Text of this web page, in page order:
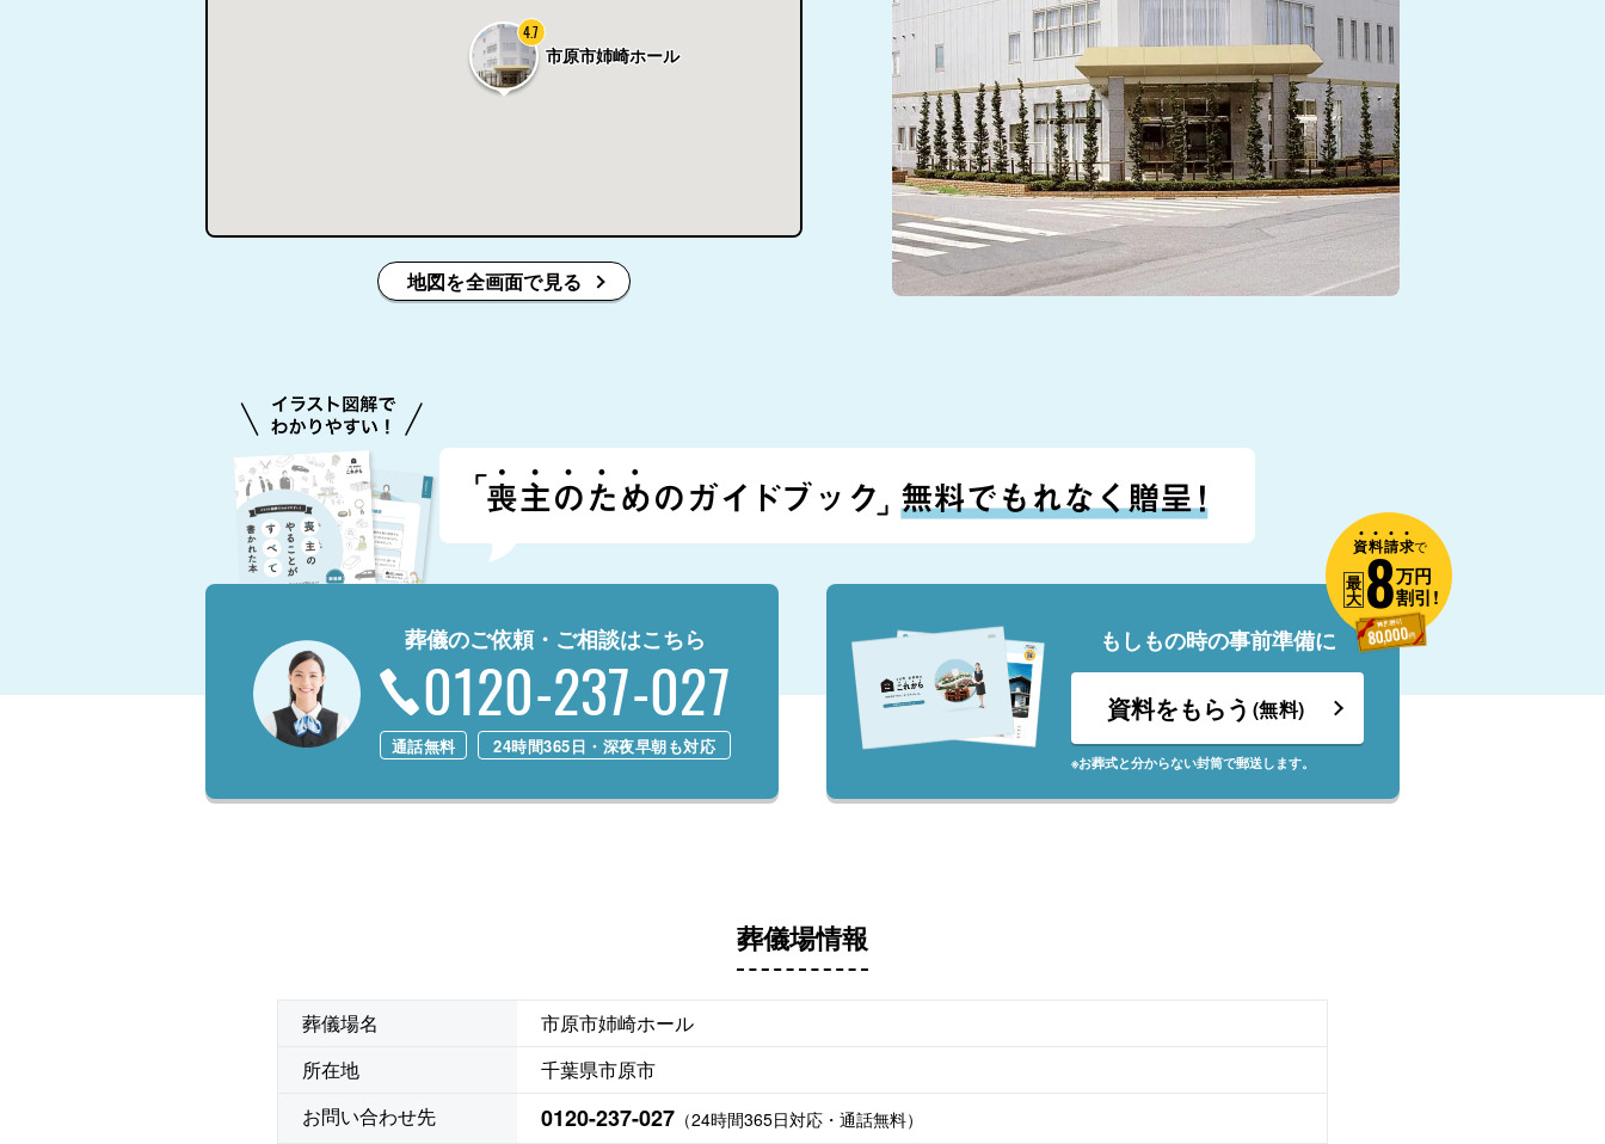
市原市姉崎ホール
4.7
地図を全画面で見る
葬儀のご依頼・ご相談はこちら
0120-237-027
通話無料 24時間365日・深夜早朝も対応
もしもの時の事前準備に
資料をもらう (無料)
※お葬式と分からない封筒で郵送します。
資料請求で
最
大8万円
割引!
葬儀場情報
葬儀場名
市原市姉崎ホール
所在地
千葉県市原市
お問い合わせ先
0120-237-027 （24時間365日対応・通話無料）